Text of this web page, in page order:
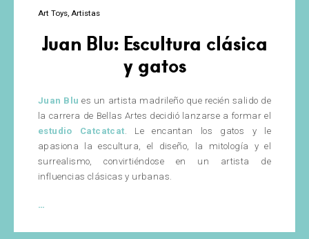
Art Toys Artistas
Juan Blu: Escultura clásica
y gatos
Juan Blu es un artista madrileño que recién salido de
la carrera de Bellas Artes decidió lanzarse a formar el
estudio Catcatcat . Le encantan los gatos y le
apasiona la escultura, el diseño, la mitología y el
surrealismo, convirtiéndose en un artista de
influencias clásicas y urbanas.
…
Escultura